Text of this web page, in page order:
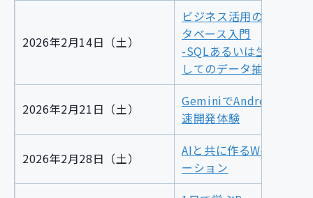
2026年2月14日（土）
ビジネス活用のためのデ
タベース入門
-SQLあるいは生成AIを
してのデータ抽出と集
2026年2月21日（土）
GeminiでAndroidアプ
速開発体験
2026年2月28日（土）
AIと共に作るWebアプリ
ーション